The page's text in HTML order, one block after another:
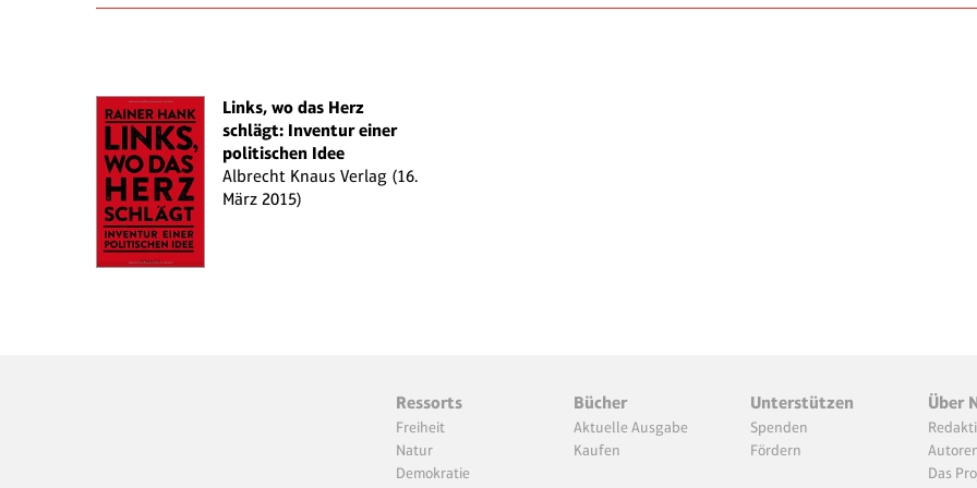
Links, wo das Herz
schlägt: Inventur einer
politischen Idee
Albrecht Knaus Verlag (16.
März 2015)
Ressorts
Freiheit
Natur
Demokratie
Bücher
Aktuelle Ausgabe
Kaufen
Unterstützen
Spenden
Fördern
Über
Das